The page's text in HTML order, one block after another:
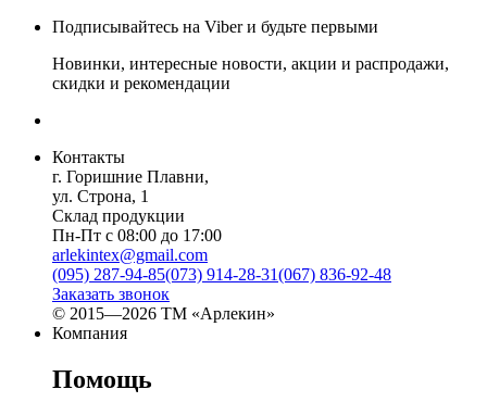
Подписывайтесь на Viber и будьте первыми
Новинки, интересные новости, акции и распродажи,
скидки и рекомендации
Контакты
г. Горишние Плавни,
ул. Строна, 1
Склад продукции
Пн-Пт с 08:00 до 17:00
arlekintex@gmail.com
(095) 287-94-85(073) 914-28-31(067) 836-92-48
Заказать звонок
© 2015—2026 ТМ «Арлекин»
Компания
Помощь